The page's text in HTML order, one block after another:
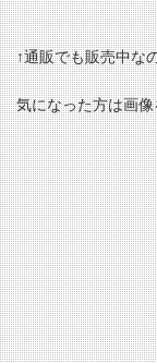
↑通販でも販売中な
気になった方は画